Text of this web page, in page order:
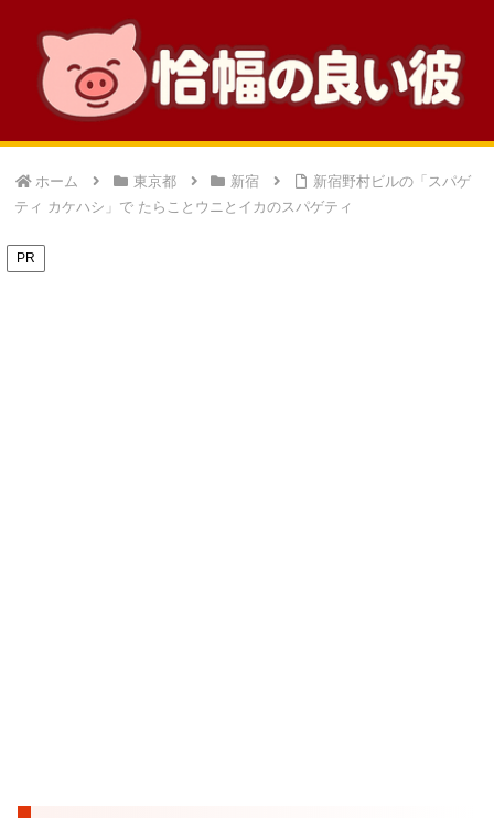
ホーム 東京都 新宿
新宿野村ビルの「スパゲ
ティ カケハシ」で たらことウニとイカのスパゲティ
PR